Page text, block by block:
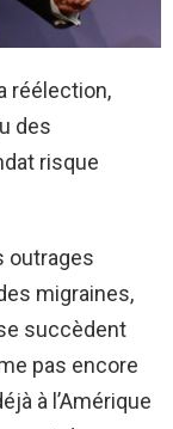
réélection,
des
risque
outrages
migraines,
succèdent
pas encore
à l’Amérique